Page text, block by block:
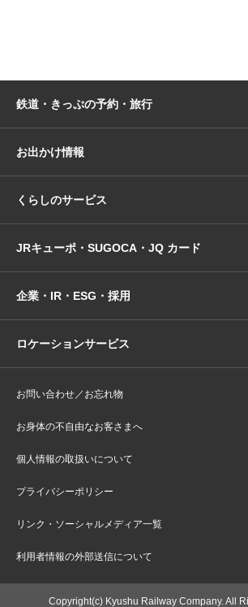
鉄道・きっぷの予約・旅行
お出かけ情報
くらしのサービス
JRキューポ・SUGOCA・JQ カード
企業・IR・ESG・採用
ロケーションサービス
お問い合わせ／お忘れ物
お身体の不自由なお客さまへ
個人情報の取扱いについて
プライバシーポリシー
リンク・ソーシャルメディア一覧
利用者情報の外部送信について
Copyright(c) Kyushu Railway Company. All